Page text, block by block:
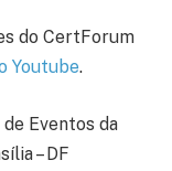
do CertForum
Youtube.
Eventos da
– DF